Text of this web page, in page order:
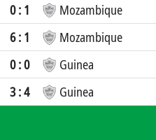
0 : 1 Mozambique
6 : 1 Mozambique
0 : 0 Guinea
3 : 4 Guinea